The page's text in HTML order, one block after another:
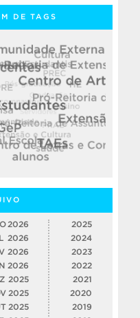
DE TAGS
2026
2026
2026
2026
2025
2025
2025
2025
2024
2023
2022
2021
2020
2019